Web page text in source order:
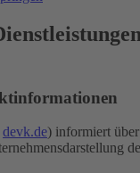
devk.de) informiert über